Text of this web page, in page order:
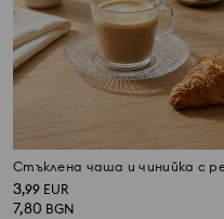
3,99 EUR
7,80 BGN